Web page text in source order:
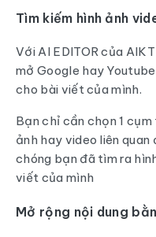
Tìm kiếm hình ảnh
Với AI EDITOR của
mở Google hay
cho bài viết của mình.
Bạn chỉ cần chọn 1
ảnh hay video liên
chóng bạn đã tìm ra
viết của mình
Mở rộng nội dung